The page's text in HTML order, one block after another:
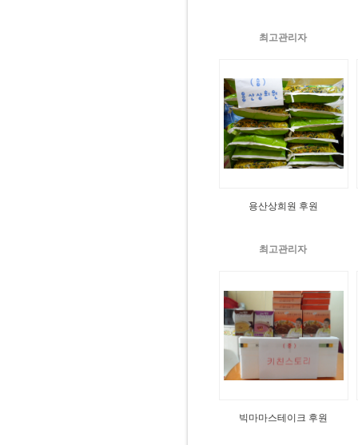
최고관리자
용산상희원 후원
최고관리자
빅마마스테이크 후원